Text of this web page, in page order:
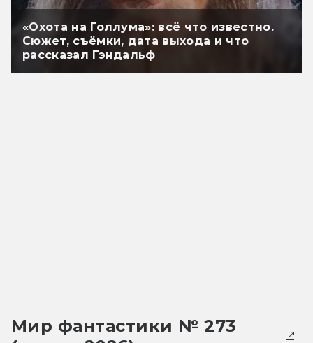
«Охота на Голлума»: всё что известно.
Сюжет, съёмки, дата выхода и что
рассказал Гэндальф
Мир фантастики № 273